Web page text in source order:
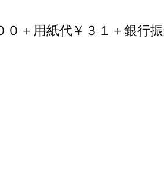
＋用紙代￥３１＋銀行